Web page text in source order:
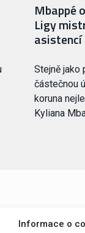
Informace o
Mbappé
Ligy
asistencí
Stejně jako
částečnou
koruna
Kyliana